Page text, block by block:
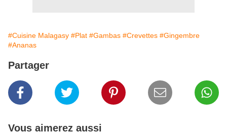
#Cuisine Malagasy #Plat #Gambas #Crevettes #Gingembre
#Ananas
Partager
Vous aimerez aussi